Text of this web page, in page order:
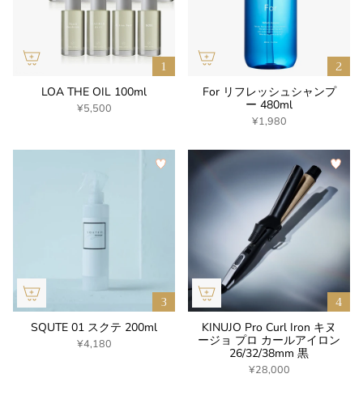
LOA THE OIL 100ml
¥5,500
For リフレッシュシャンプ
ー 480ml
¥1,980
SQUTE 01 スクテ 200ml
¥4,180
KINUJO Pro Curl Iron キヌ
ージョ プロ カールアイロン
26/32/38mm 黒
¥28,000